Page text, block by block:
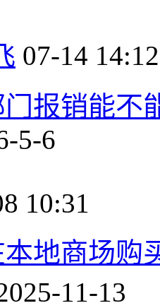
07-14 14:12
报销能不
5-6
10:31
地商场购
11-13